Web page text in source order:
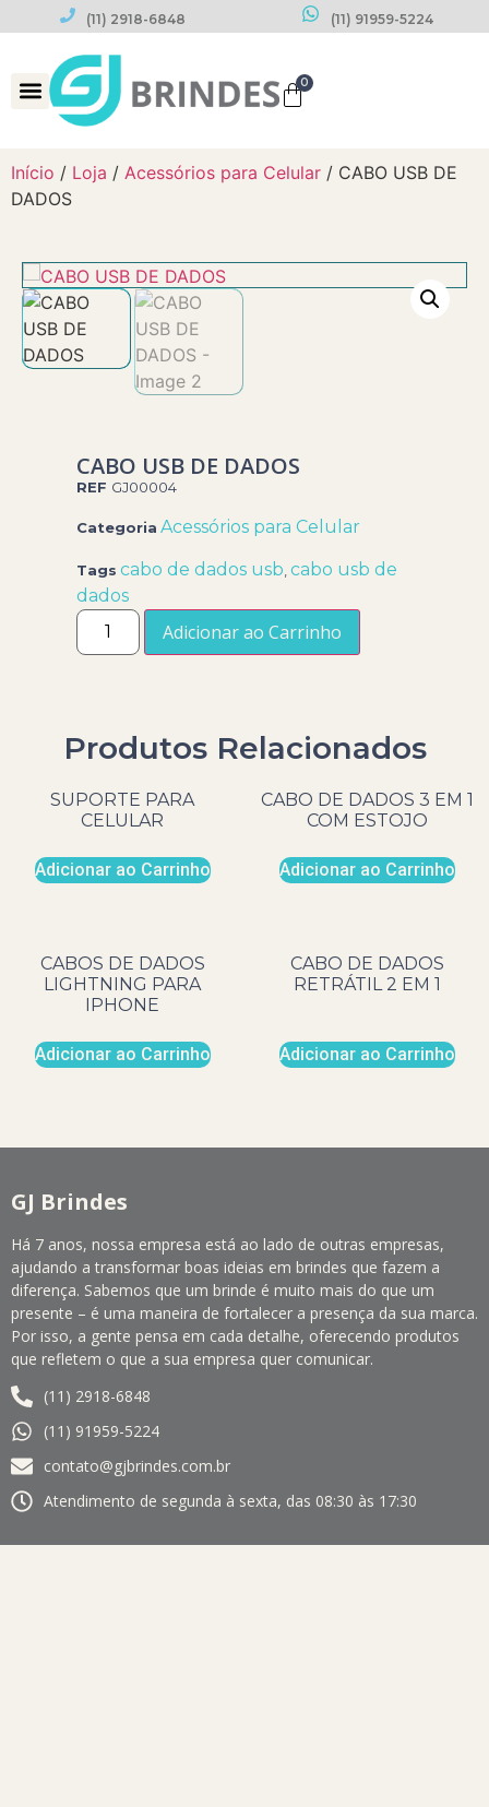
(11) 2918-6848 (11) 91959-5224
0
Início / Loja / Acessórios para Celular / CABO USB DE
DADOS
CABO USB DE DADOS
REF GJ00004
Categoria Acessórios para Celular
Tags cabo de dados usb ,cabo usb de
dados
Adicionar ao Carrinho
Produtos Relacionados
SUPORTE PARA
CELULAR
Adicionar ao Carrinho
CABO DE DADOS 3 EM 1
COM ESTOJO
Adicionar ao Carrinho
CABOS DE DADOS
LIGHTNING PARA
IPHONE
Adicionar ao Carrinho
CABO DE DADOS
RETRÁTIL 2 EM 1
Adicionar ao Carrinho
GJ Brindes
Há 7 anos, nossa empresa está ao lado de outras empresas,
ajudando a transformar boas ideias em brindes que fazem a
diferença. Sabemos que um brinde é muito mais do que um
presente – é uma maneira de fortalecer a presença da sua marca.
Por isso, a gente pensa em cada detalhe, oferecendo produtos
que refletem o que a sua empresa quer comunicar.
(11) 2918-6848
(11) 91959-5224
contato@gjbrindes.com.br
Atendimento de segunda à sexta, das 08:30 às 17:30